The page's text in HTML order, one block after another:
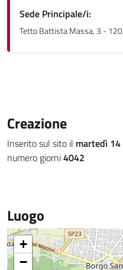
Sede Principale/i:
Tetto Battista Massa, 3 -
Creazione
Inserito sul sito il martedì
numero giorni4042
Luogo
+
−